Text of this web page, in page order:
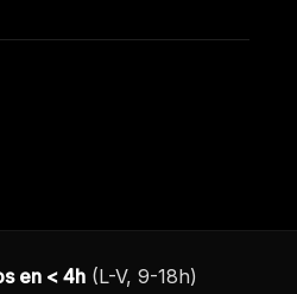
en < 4h(L-V, 9-18h)